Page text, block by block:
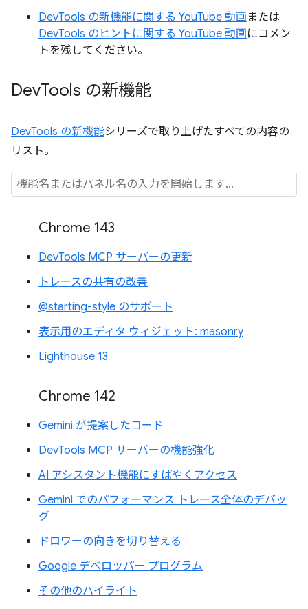
DevTools の新機能に関する YouTube 動画 または
DevTools のヒントに関する YouTube 動画にコメン
トを残してください。
DevTools の新機能
DevTools の新機能シリーズで取り上げたすべての内容の
リスト。
Chrome 143
DevTools MCP サーバーの更新
トレースの共有の改善
@starting-style のサポート
表示用のエディタ ウィジェット: masonry
Lighthouse 13
Chrome 142
Gemini が提案したコード
DevTools MCP サーバーの機能強化
AI アシスタント機能にすばやくアクセス
Gemini でのパフォーマンス トレース全体のデバッ
グ
ドロワーの向きを切り替える
Google デベロッパー プログラム
その他のハイライト